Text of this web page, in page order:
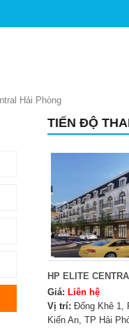
Hải Phòng
TIẾN ĐỘ
HP ELITE
Giá: Liên hệ
Vị trí: Đống Khê 1,
Kiến An, TP Hải